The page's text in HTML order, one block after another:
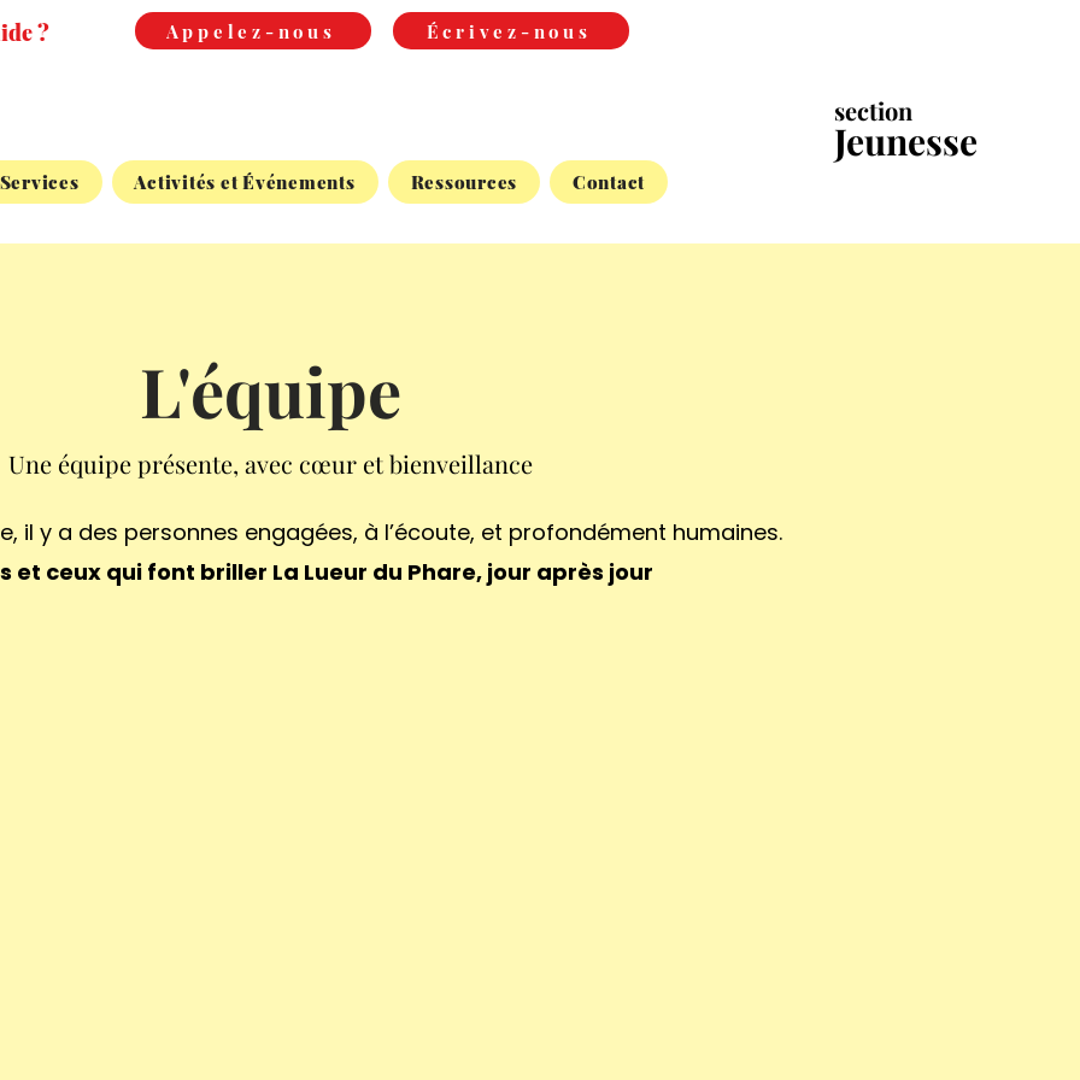
? Appelez-nous Écrivez-nous
Services Activités et Événements Ressources Contact
Jeunesse
section
L'équipe
Une équipe présente, avec cœur et bienveillance
il y a des personnes engagées, à l’écoute, et profondément humaines.
et ceux qui font briller La Lueur du Phare, jour après jour